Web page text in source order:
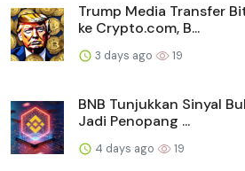
Trump Media Transfer
ke Crypto.com, B...
3 days ago 19
BNB Tunjukkan Sinyal
Jadi Penopang ...
4 days ago 19